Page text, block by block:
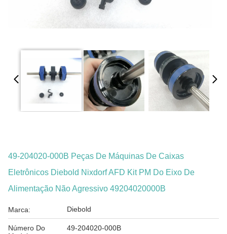
49-204020-000B Peças De Máquinas De Caixas
Eletrônicos Diebold Nixdorf AFD Kit PM Do Eixo De
Alimentação Não Agressivo 49204020000B
Marca: Diebold
Número Do
49-204020-000B